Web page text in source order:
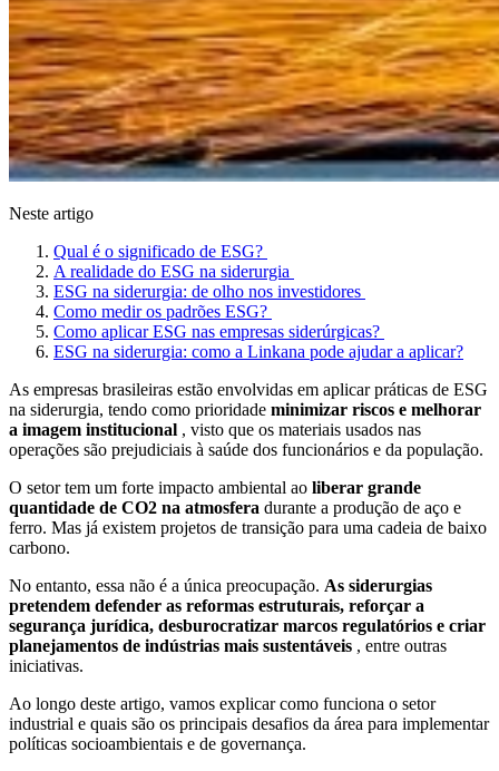
Neste artigo
Qual é o significado de ESG?
A realidade do ESG na siderurgia
ESG na siderurgia: de olho nos investidores
Como medir os padrões ESG?
Como aplicar ESG nas empresas siderúrgicas?
ESG na siderurgia: como a Linkana pode ajudar a aplicar?
As empresas brasileiras estão envolvidas em aplicar práticas de ESG
na siderurgia, tendo como prioridade minimizar riscos e melhorar
a imagem institucional , visto que os materiais usados nas
operações são prejudiciais à saúde dos funcionários e da população.
O setor tem um forte impacto ambiental ao liberar grande
quantidade de CO2 na atmosfera durante a produção de aço e
ferro. Mas já existem projetos de transição para uma cadeia de baixo
carbono.
No entanto, essa não é a única preocupação. As siderurgias
pretendem defender as reformas estruturais, reforçar a
segurança jurídica, desburocratizar marcos regulatórios e criar
planejamentos de indústrias mais sustentáveis , entre outras
iniciativas.
Ao longo deste artigo, vamos explicar como funciona o setor
industrial e quais são os principais desafios da área para implementar
políticas socioambientais e de governança.